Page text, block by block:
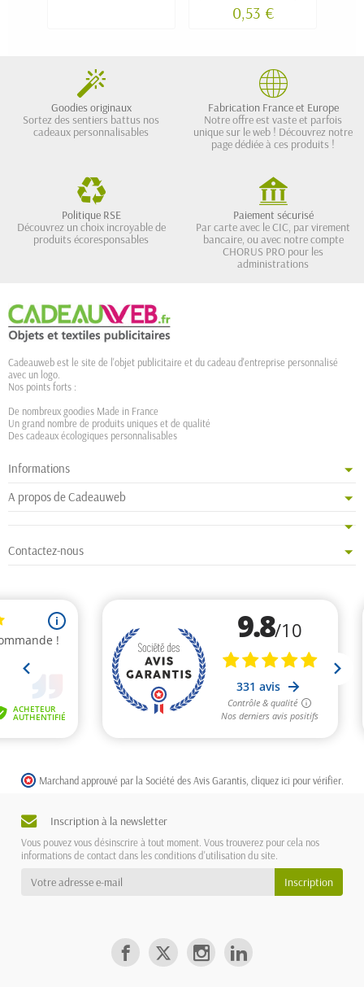
0,53 €
Goodies originaux
Sortez des sentiers battus nos
cadeaux personnalisables
Fabrication France et Europe
Notre offre est vaste et parfois
unique sur le web ! Découvrez notre
page dédiée à ces produits !
Politique RSE
Découvrez un choix incroyable de
produits écoresponsables
Paiement sécurisé
Par carte avec le CIC, par virement
bancaire, ou avec notre compte
CHORUS PRO pour les
administrations
Cadeauweb est le site de l'objet publicitaire et du cadeau d'entreprise personnalisé
avec un logo.
Nos points forts :
De nombreux goodies Made in France
Un grand nombre de produits uniques et de qualité
Des cadeaux écologiques personnalisables
Informations
A propos de Cadeauweb
Contactez-nous
Marchand approuvé par la Société des Avis Garantis, cliquez ici pour vérifier
Inscription à la newsletter
Vous pouvez vous désinscrire à tout moment. Vous trouverez pour cela nos
informations de contact dans les conditions d'utilisation du site.